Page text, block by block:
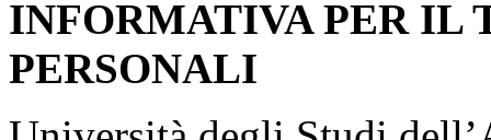
INFORMATIVA PER IL
PERSONALI